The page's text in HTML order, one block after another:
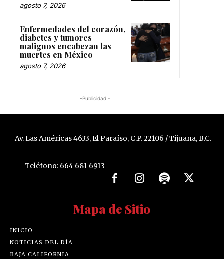
agosto 7, 2026
Enfermedades del corazón,
diabetes y tumores
malignos encabezan las
muertes en México
agosto 7, 2026
-Publicidad -
Av. Las Américas 4633, El Paraíso, C.P. 22106 / Tijuana, B.C.
Teléfono: 664 681 6913
Mapa de Sitio
INICIO
NOTICIAS DEL DÍA
BAJA CALIFORNIA